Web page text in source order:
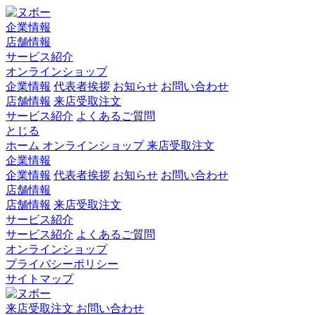
企業情報
店舗情報
サービス紹介
オンラインショップ
企業情報 代表者挨拶 お知らせ お問い合わせ
店舗情報 来店受取注文
サービス紹介 よくあるご質問
とじる
ホーム オンラインショップ来店受取注文
企業情報
企業情報 代表者挨拶 お知らせ お問い合わせ
店舗情報
店舗情報 来店受取注文
サービス紹介
サービス紹介 よくあるご質問
オンラインショップ
プライバシーポリシー
サイトマップ
来店受取注文 お問い合わせ